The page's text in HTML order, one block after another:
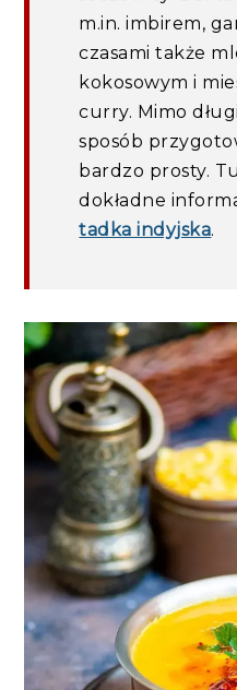
m.in. imbirem,
czasami także
kokosowym i
curry. Mimo
sposób
bardzo prosty.
dokładne
tadka indyjska.